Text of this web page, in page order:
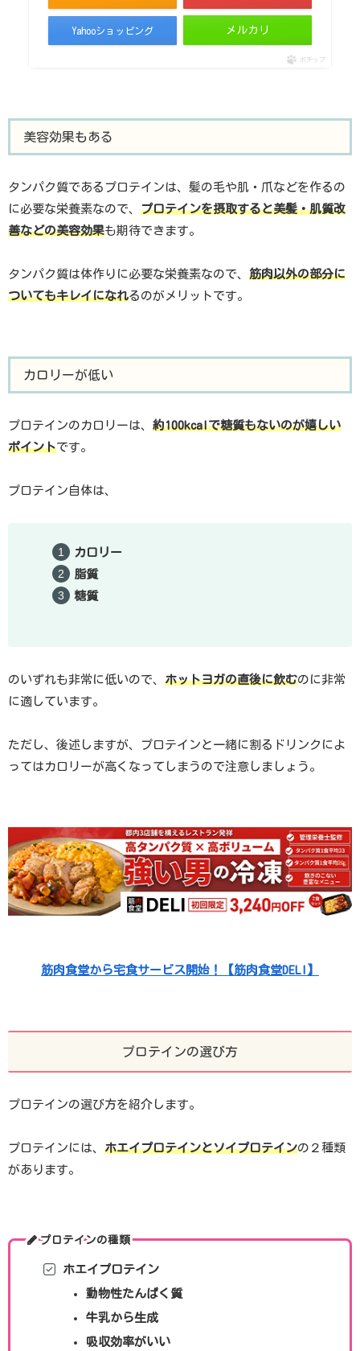
Yahooショッピング メルカリ
ポチップ
美容効果もある
タンパク質であるプロテインは、髪の毛や肌・爪などを作るの
に必要な栄養素なので、 プロテインを摂取すると美髪・肌質改
善などの美容効果も期待できます。
タンパク質は体作りに必要な栄養素なので、 筋肉以外の部分に
ついてもキレイになれるのがメリットです。
カロリーが低い
プロテインのカロリーは、 約100kcalで糖質もないのが嬉しい
ポイントです。
プロテイン自体は、
カロリー
脂質
糖質
のいずれも非常に低いので、 ホットヨガの直後に飲むのに非常
に適しています。
ただし、後述しますが、プロテインと一緒に割るドリンクによ
ってはカロリーが高くなってしまうので注意しましょう。
筋肉食堂から宅食サービス開始！【筋肉食堂DELI】
プロテインの選び方
プロテインの選び方を紹介します。
プロテインには、 ホエイプロテインとソイプロテインの２種類
があります。
プロテインの種類
ホエイプロテイン
動物性たんぱく質
牛乳から生成
吸収効率がいい